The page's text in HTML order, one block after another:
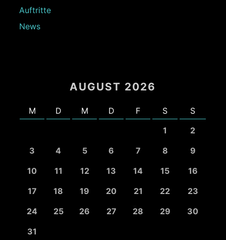
Auftritte
News
AUGUST 2026
M D M D F S
S
1
2
3
4 5 6 7 8
9
10
11 12 13 14 15
16
17
18 19 20 21 22
23
24
25 26 27 28 29
30
31